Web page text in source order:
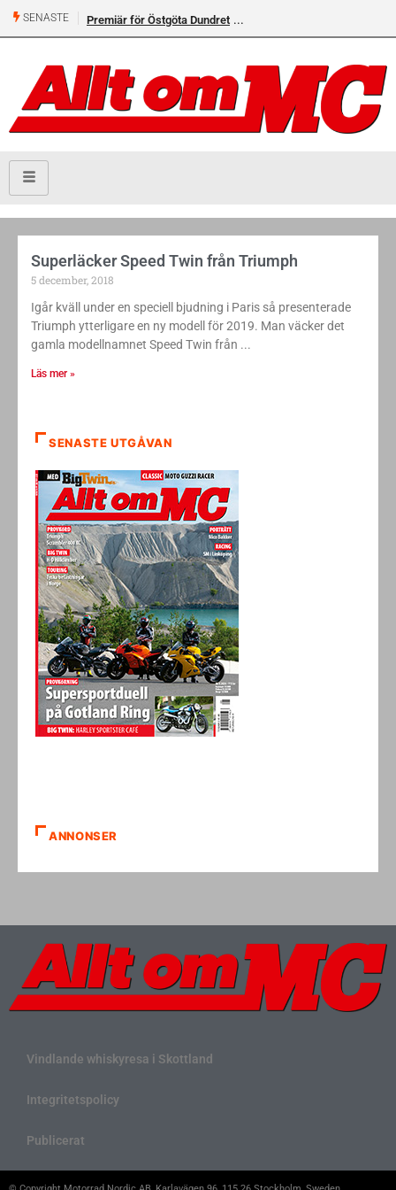
SENASTE Premiär för Östgöta Dundret
Superläcker Speed Twin från Triumph
5 december, 2018
Igår kväll under en speciell bjudning i Paris så presenterade
Triumph ytterligare en ny modell för 2019. Man väcker det
gamla modellnamnet Speed Twin från
Läs mer »
SENASTE UTGÅVAN
ANNONSER
Vindlande whiskyresa i Skottland
Integritetspolicy
Publicerat